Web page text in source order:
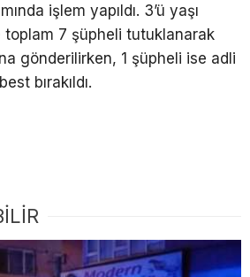
işlem yapıldı. 3’ü yaşı
toplam 7 şüpheli tutuklanarak
gönderilirken, 1 şüpheli ise adli
bırakıldı.